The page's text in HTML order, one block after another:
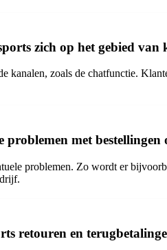
zich op het gebied van
zoals de chatfunctie.
problemen met bestellingen
problemen. Zo wordt er
retouren en